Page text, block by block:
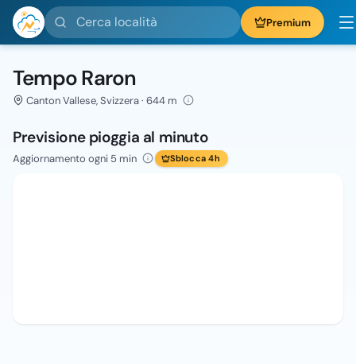
Cerca località Premium
Tempo Raron
Canton Vallese, Svizzera · 644 m
Previsione pioggia al minuto
Aggiornamento ogni 5 min Sblocca 4h